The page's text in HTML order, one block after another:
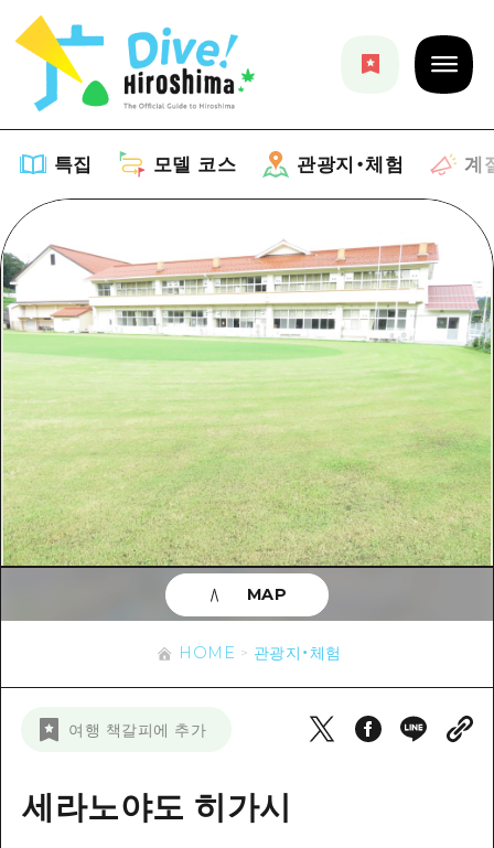
특집 모델 코스 관광지・체험 계
특집
목록
아트
이벤트/축제
음식/술
사이클링
쇼핑
스포츠
나이트 라이프
기준
모델 코스
목록
Dive! Hiroshima 공식 가이드
Hiroshima Moshimo Travel
히로시마시 주변
아키(安芸)
빈고(備後)
미야지마(宮島) 주변
빠른 여행
관광지・체험
목록
히로시마시 주변
아키(安芸)
빈고(備後)
비북(備北)
게이호쿠(芸北)
야마구치(山口)현 동부
시마네(島根)현
계절 정보
이벤트
유용한 정보
목록
접근
히로시마 OMOTENASHI 패스
뉴스
HOME 관광지・체험
여행 책갈피에 추가
세라노야도 히가시
MAP